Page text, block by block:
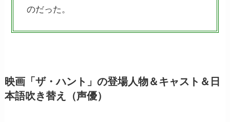
のだった。
映画「ザ・ハント」の登場人物＆キャスト＆日
本語吹き替え（声優）